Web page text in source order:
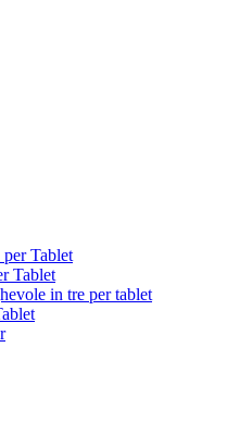
per Tablet
Tablet
in tre per tablet